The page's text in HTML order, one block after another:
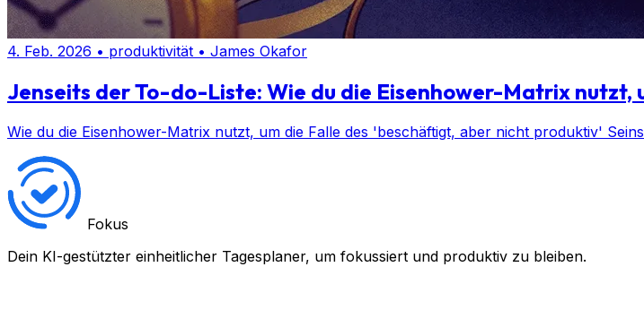
4. Feb. 2026 • produktivität • James Okafor
Jenseits der To-do-Liste: Wie du die Eisenhower-Matrix nutzt,
Wie du die Eisenhower-Matrix nutzt, um die Falle des 'beschäftigt, aber nicht produktiv'
Fokus
Dein KI-gestützter einheitlicher Tagesplaner, um fokussiert und produktiv zu bleiben.